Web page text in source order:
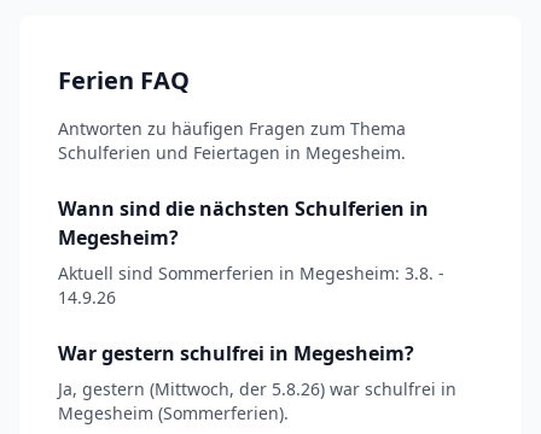
Ferien FAQ
Antworten zu häufigen Fragen zum Thema
Schulferien und Feiertagen in Megesheim.
Wann sind die nächsten Schulferien in
Megesheim?
Aktuell sind Sommerferien in Megesheim: 3.8. -
14.9.26
War gestern schulfrei in Megesheim?
Ja, gestern (Mittwoch, der 5.8.26) war schulfrei in
Megesheim (Sommerferien).